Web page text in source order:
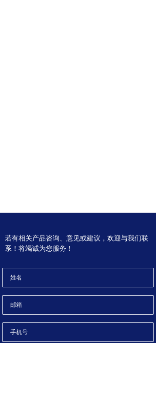
若有相关产品咨询、意见或建议，欢迎与我们联
系！将竭诚为您服务！